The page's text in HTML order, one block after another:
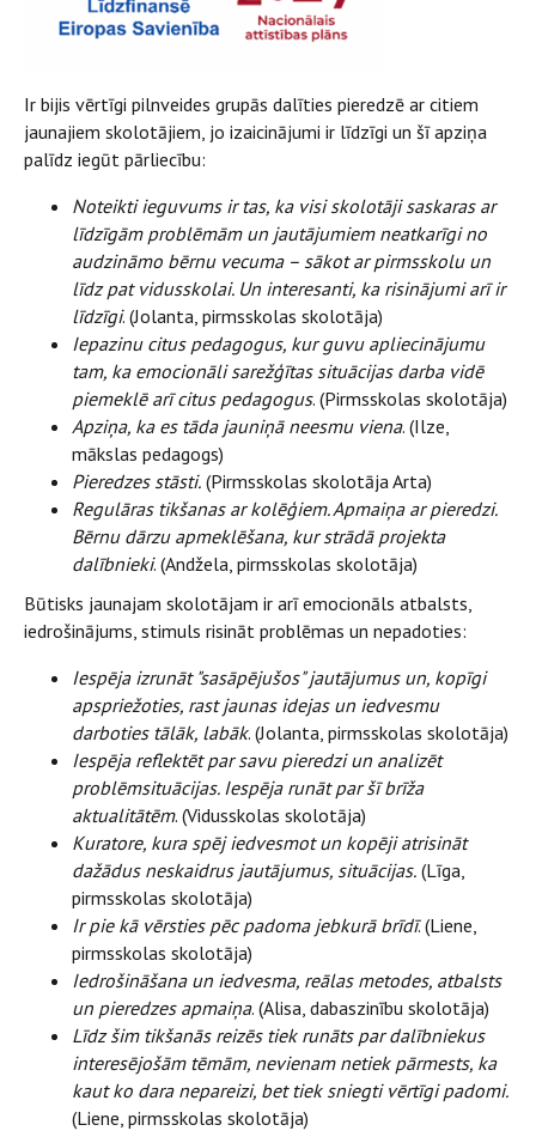
Ir bijis vērtīgi pilnveides grupās dalīties pieredzē ar citiem
jaunajiem skolotājiem, jo izaicinājumi ir līdzīgi un šī apziņa
palīdz iegūt pārliecību:
Noteikti ieguvums ir tas, ka visi skolotāji saskaras ar
līdzīgām problēmām un jautājumiem neatkarīgi no
audzināmo bērnu vecuma – sākot ar pirmsskolu un
līdz pat vidusskolai. Un interesanti, ka risinājumi arī ir
līdzīgi. (Jolanta, pirmsskolas skolotāja)
Iepazinu citus pedagogus, kur guvu apliecinājumu
tam, ka emocionāli sarežģītas situācijas darba vidē
piemeklē arī citus pedagogus. (Pirmsskolas skolotāja)
Apziņa, ka es tāda jauniņā neesmu viena. (Ilze,
mākslas pedagogs)
Pieredzes stāsti. (Pirmsskolas skolotāja Arta)
Regulāras tikšanas ar kolēģiem. Apmaiņa ar pieredzi.
Bērnu dārzu apmeklēšana, kur strādā projekta
dalībnieki. (Andžela, pirmsskolas skolotāja)
Būtisks jaunajam skolotājam ir arī emocionāls atbalsts,
iedrošinājums, stimuls risināt problēmas un nepadoties:
Iespēja izrunāt "sasāpējušos" jautājumus un, kopīgi
apspriežoties, rast jaunas idejas un iedvesmu
darboties tālāk, labāk. (Jolanta, pirmsskolas skolotāja)
Iespēja reflektēt par savu pieredzi un analizēt
problēmsituācijas. Iespēja runāt par šī brīža
aktualitātēm. (Vidusskolas skolotāja)
Kuratore, kura spēj iedvesmot un kopēji atrisināt
dažādus neskaidrus jautājumus, situācijas. (Līga,
pirmsskolas skolotāja)
Ir pie kā vērsties pēc padoma jebkurā brīdī. (Liene,
pirmsskolas skolotāja)
Iedrošināšana un iedvesma, reālas metodes, atbalsts
un pieredzes apmaiņa. (Alisa, dabaszinību skolotāja)
Līdz šim tikšanās reizēs tiek runāts par dalībniekus
interesējošām tēmām, nevienam netiek pārmests, ka
kaut ko dara nepareizi, bet tiek sniegti vērtīgi padomi.
(Liene, pirmsskolas skolotāja)